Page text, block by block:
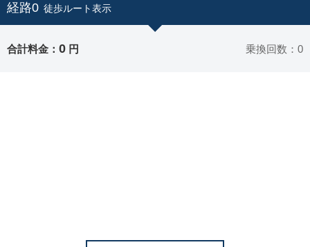
経路0 徒歩ルート表示
合計料金： 0 円 乗換回数：0